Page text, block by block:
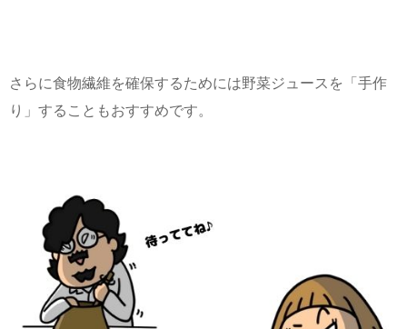
さらに食物繊維を確保するためには野菜ジュースを「手作
り」することもおすすめです。